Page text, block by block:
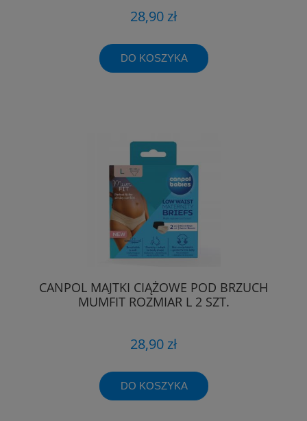
28,90 zł
DO KOSZYKA
CANPOL MAJTKI CIĄŻOWE POD BRZUCH
MUMFIT ROZMIAR L 2 SZT.
28,90 zł
DO KOSZYKA